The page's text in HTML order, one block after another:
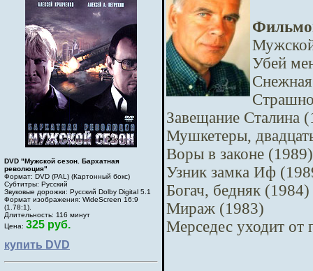
DVD "Мужской сезон. Бархатная
революция"
Формат: DVD (PAL) (Картонный бокс)
Субтитры: Русский
Звуковые дорожки: Русский Dolby Digital 5.1
Формат изображения: WideScreen 16:9
(1.78:1).
Длительность: 116 минут
Цена: 325 руб.
купить DVD
Убей
Завещание Сталина
Мушкетеры,
Воры в законе (1989)
Узник замка Иф
Богач, бедняк (1984)
Мираж (1983)
Мерседес уходит от